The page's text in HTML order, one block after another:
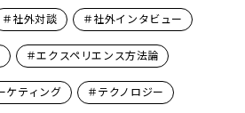
＃社外対談 ＃社外インタビュー
＃エクスペリエンス方法論
ケティング ＃テクノロジー